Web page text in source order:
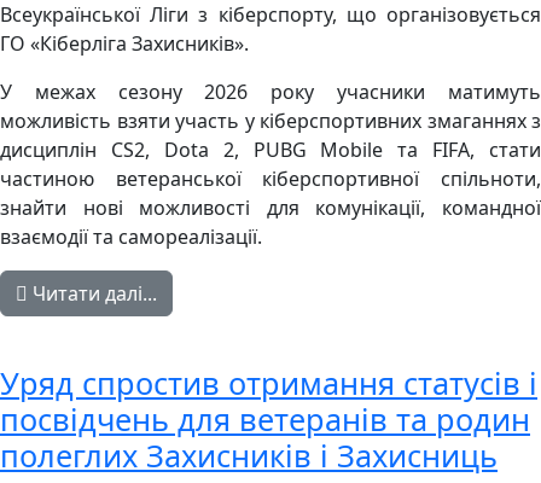
Всеукраїнської Ліги з кіберспорту, що організовується
ГО «Кіберліга Захисників».
У межах сезону 2026 року учасники матимуть
можливість взяти участь у кіберспортивних змаганнях з
дисциплін CS2, Dota 2, PUBG Mobile та FIFA, стати
частиною ветеранської кіберспортивної спільноти,
знайти нові можливості для комунікації, командної
взаємодії та самореалізації.
Читати далі...
Уряд спростив отримання статусів і
посвідчень для ветеранів та родин
полеглих Захисників і Захисниць